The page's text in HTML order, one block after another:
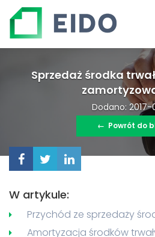
Sprzedaż środka
Dodano:
← Powrót do
W artykule:
Przychód ze sprzedaży
Amortyzacja środków